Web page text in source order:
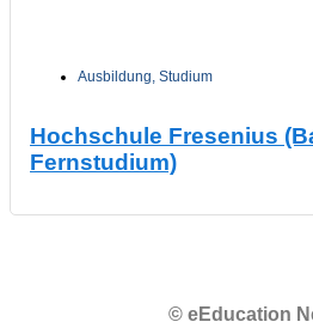
Ausbildung, Studium
Hochschule Fresenius
Fernstudium)
© eEducation